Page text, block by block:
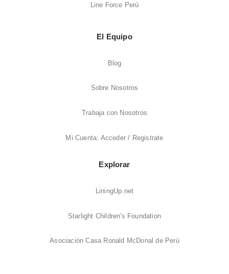
Line Force Perú
El Equipo
Blog
Sobre Nosotros
Trabaja con Nosotros
Mi Cuenta: Acceder / Registrate
Explorar
LiningUp.net
Starlight Children's Foundation
Asociación Casa Ronald McDonal de Perú